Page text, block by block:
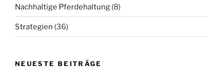
Nachhaltige Pferdehaltung (8)
Strategien (36)
NEUESTE BEITRÄGE